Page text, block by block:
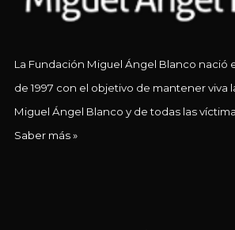
La Fundación Miguel Ángel Blanco nació
de 1997 con el objetivo de mantener viva
Miguel Ángel Blanco y de todas las
Saber más »